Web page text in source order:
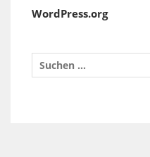
WordPress.org